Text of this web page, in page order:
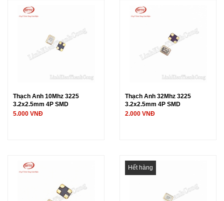
Thạch Anh 10Mhz 3225
3.2x2.5mm 4P SMD
5.000 VNĐ
Thạch Anh 32Mhz 3225
3.2x2.5mm 4P SMD
2.000 VNĐ
Hết hàng